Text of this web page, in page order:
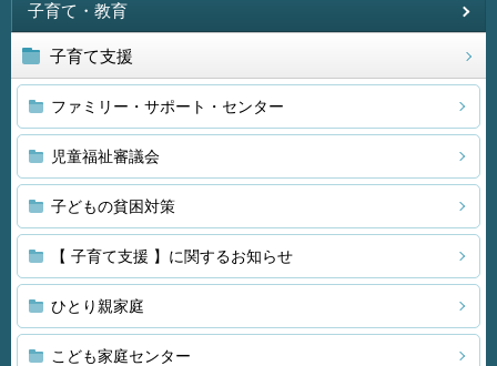
子育て・教育
子育て支援
ファミリー・サポート・センター
児童福祉審議会
子どもの貧困対策
【 子育て支援 】に関するお知らせ
ひとり親家庭
こども家庭センター